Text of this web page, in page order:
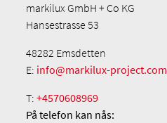
markilux GmbH + Co KG
Hansestrasse 53
48282 Emsdetten
E: info@markilux-project.com
T:+4570608969
På telefon kan nås: